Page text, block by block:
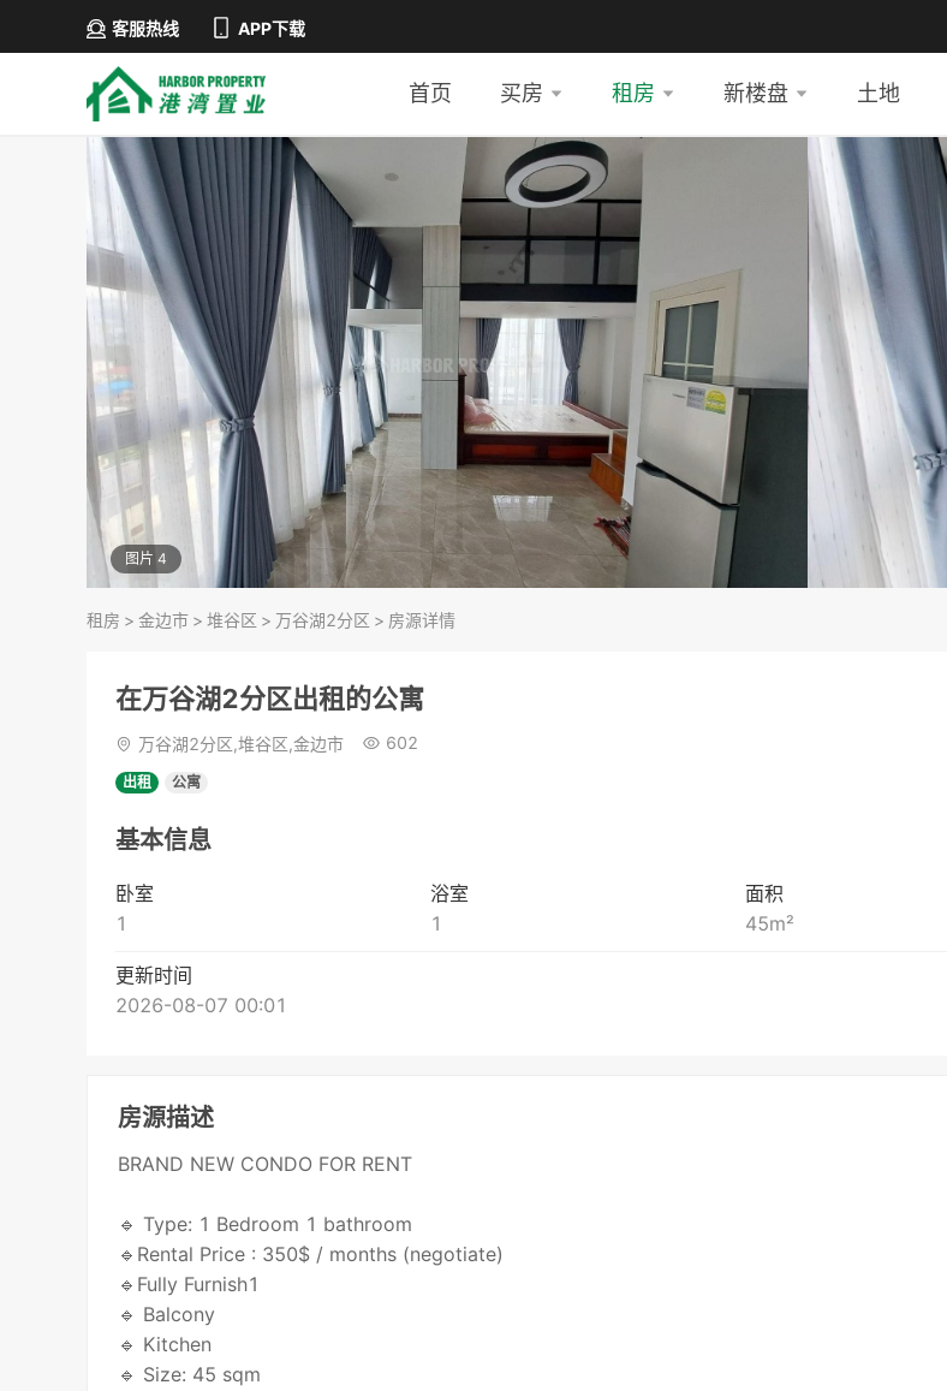
客服热线 APP下载
首页 买房 租房 新楼盘 土地
图片 4
租房 > 金边市 > 堆谷区 > 万谷湖2分区 > 房源详情
在万谷湖2分区出租的公寓
万谷湖2分区,堆谷区,金边市 602
出租 公寓
基本信息
卧室
1
浴室
1
面积
45m²
更新时间
2026-08-07 00:01
房源描述
BRAND NEW CONDO FOR RENT
🔹 Type: 1 Bedroom 1 bathroom
🔹Rental Price : 350$ / months (negotiate)
🔹Fully Furnish1
🔹 Balcony
🔹 Kitchen
🔹 Size: 45 sqm